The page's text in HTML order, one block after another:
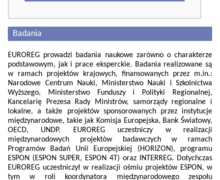
Badania
EUROREG prowadzi badania naukowe zarówno o charakterze
podstawowym, jak i prace eksperckie. Badania realizowane są
w ramach projektów krajowych, finansowanych przez m.in.:
Narodowe Centrum Nauki, Ministerstwo Nauki i Szkolnictwa
Wyższego, Ministerstwo Funduszy i Polityki Regionalnej,
Kancelarię Prezesa Rady Ministrów, samorządy regionalne i
lokalne, a także projektów sponsorowanych przez instytucje
międzynarodowe, takie jak Komisja Europejska, Bank Światowy,
OECD, UNDP. EUROREG uczestniczy w realizacji
międzynarodowych projektów badawczych w ramach
Programów Badań Unii Europejskiej (HORIZON), programu
ESPON (ESPON SUPER, ESPON 4T) oraz INTERREG. Dotychczas
EUROREG uczestniczył w realizacji ośmiu projektów ESPON, w
tym w roli koordynatora międzynarodowego zespołu